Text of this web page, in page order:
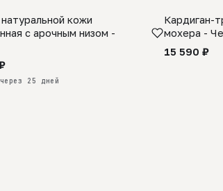
кожи
с арочным низом -
25 дней
Кардиган-
мохера -
15 590 ₽